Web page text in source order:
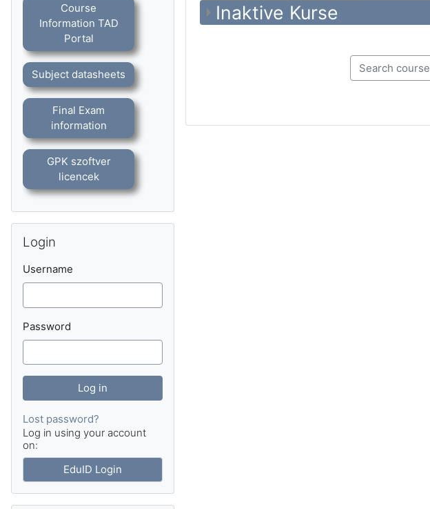
Inaktive Kurse
Search courses
Course
Information TAD
Portal
Subject datasheets
Final Exam
information
GPK szoftver
licencek
Login
Username
Password
Lost password?
Log in using your account
on:
EduID Login